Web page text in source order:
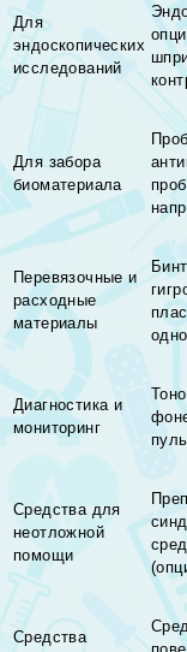
Для
эндоскопических
исследований
Для забора
биоматериала
Перевязочные и
расходные
материалы
Диагностика и
мониторинг
Средства для
неотложной
помощи
Средства